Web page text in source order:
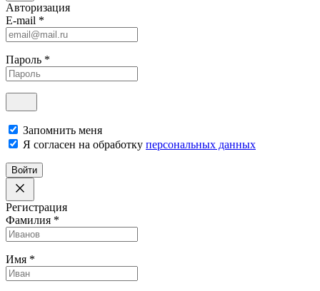
Авторизация
E-mail *
Пароль *
Запомнить меня
Я согласен на обработку персональных данных
Войти
Регистрация
Фамилия *
Имя *